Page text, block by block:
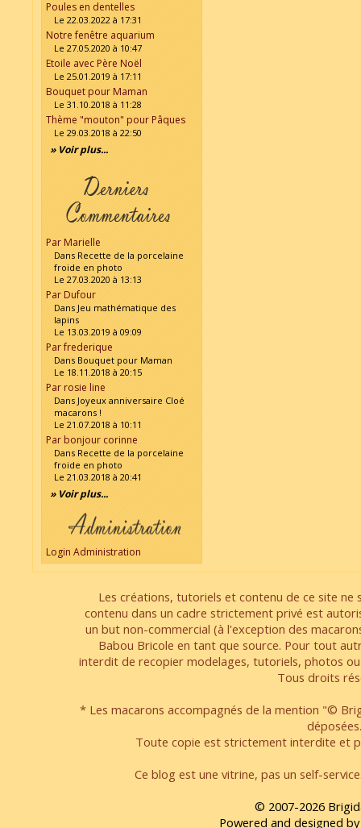
Poules en dentelles
Le 22.03.2022 à 17:31
Notre fenêtre aquarium
Le 27.05.2020 à 10:47
Etoile avec Père Noël
Le 25.01.2019 à 17:11
Bouquet pour Maman
Le 31.10.2018 à 11:28
Thème "mouton" pour Pâques
Le 29.03.2018 à 22:50
» Voir plus...
Par Marielle
Dans Recette de la porcelaine
froide en photo
Le 27.03.2020 à 13:13
Par Dufour
Dans Jeu mathématique des
lapins
Le 13.03.2019 à 09:09
Par frederique
Dans Bouquet pour Maman
Le 18.11.2018 à 20:15
Par rosie line
Dans Joyeux anniversaire Cloé
macarons !
Le 21.07.2018 à 10:11
Par bonjour corinne
Dans Recette de la porcelaine
froide en photo
Le 21.03.2018 à 20:41
» Voir plus...
Login Administration
Les créations, tutoriels et contenu de ce site
contenu dans un cadre strictement privé est
un but non-commercial (à l'exception des
Babou Bricole en tant que source. Pour tout
interdit de recopier modelages, tutoriels, photos
Tous droits
* Les macarons accompagnés de la mention "©
déposées.
Toute copie est strictement interdite et
Ce blog est une vitrine, pas un self-
© 2007-2026
Powered and designed